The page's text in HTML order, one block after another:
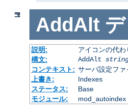
AddAlt
説明:
アイコンの代
構文:
AddAlt
コンテキスト: サーバ設定フ
上書き:
Indexes
ステータス:
Base
モジュール:
mod_autoindex